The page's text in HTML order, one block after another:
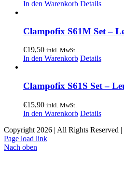
In den Warenkorb Details
Clampofix S61M Set –
€19,50 inkl. MwSt.
In den Warenkorb Details
Clampofix S61S Set –
€15,90 inkl. MwSt.
In den Warenkorb Details
Copyright 2026 | All Rights Reserved |
Page load link
Nach oben